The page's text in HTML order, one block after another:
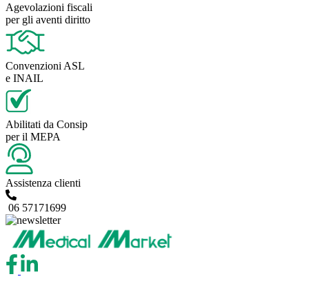
Agevolazioni fiscali
per gli aventi diritto
Convenzioni ASL
e INAIL
Abilitati da Consip
per il MEPA
Assistenza clienti
06 57171699